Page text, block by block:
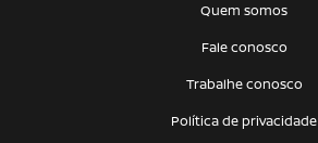
Quem somos
Fale conosco
Trabalhe conosco
Política de privacidade